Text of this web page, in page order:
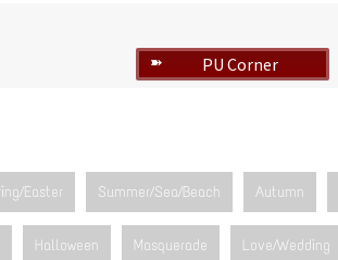
➽ PU Corner
Easter Summer/Sea/Beach Autumn
Halloween Masquerade Love/Wedding